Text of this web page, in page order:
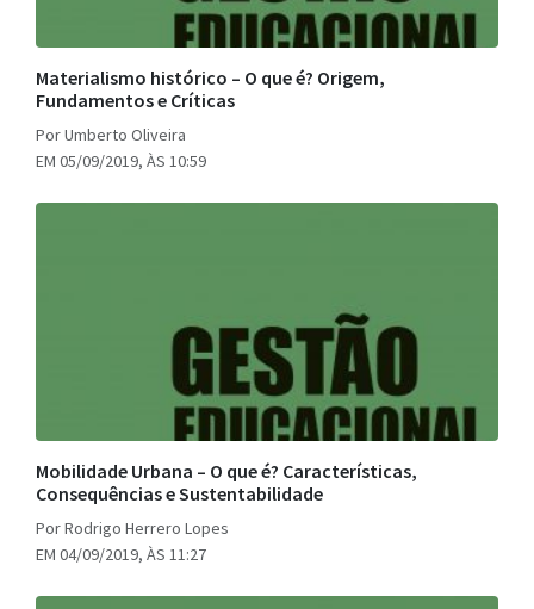
Materialismo histórico – O que é? Origem,
Fundamentos e Críticas
Por Umberto Oliveira
EM 05/09/2019, ÀS 10:59
Mobilidade Urbana – O que é? Características,
Consequências e Sustentabilidade
Por Rodrigo Herrero Lopes
EM 04/09/2019, ÀS 11:27